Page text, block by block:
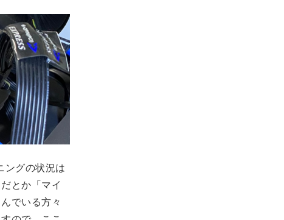
ングの状況は
とか「マイ
でいる方々